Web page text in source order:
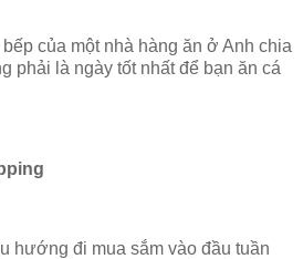
của một nhà hàng ăn ở Anh chia
phải là ngày tốt nhất để bạn ăn cá
hướng đi mua sắm vào đầu tuần